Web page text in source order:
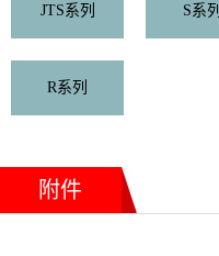
JTS系列 S系列
R系列
附件